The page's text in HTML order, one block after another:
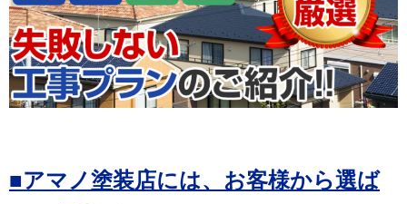
■アマノ塗装店には、お客様から選ば